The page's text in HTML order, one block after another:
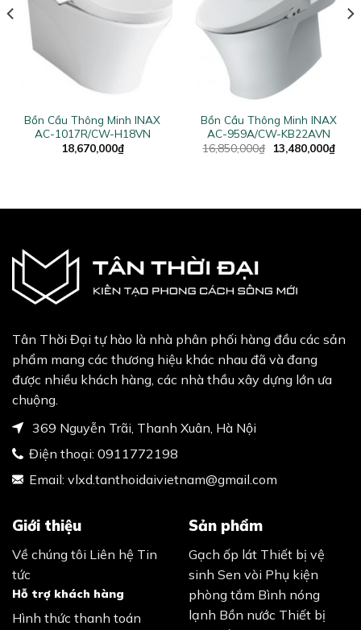
Bồn Cầu Thông Minh INAX
AC-1017R/CW-H18VN
18,670,000₫
Bồn Cầu Thông Minh INAX
AC-959A/CW-KB22AVN
16,850,000₫ Original
price
13,480,000₫
price
Tân Thời Đại tự hào là nhà phân phối hàng đầu các sản
phẩm mang các thương hiệu khác nhau đã và đang
được nhiều khách hàng, các nhà thầu xây dựng lớn ưa
chuộng.
369 Nguyễn Trãi, Thanh Xuân, Hà Nội
Điện thoại: 0911772198
Email: vlxd.tanthoidaivietnam@gmail.com
Giới thiệu
Về chúng tôi Liên hệ Tin
tức
Hỗ trợ khách hàng
Hình thức thanh toán
Sản phẩm
Gạch ốp lát Thiết bị vệ
sinh Sen vòi Phụ kiện
phòng tắm Bình nóng
lạnh Bồn nước Thiết bị